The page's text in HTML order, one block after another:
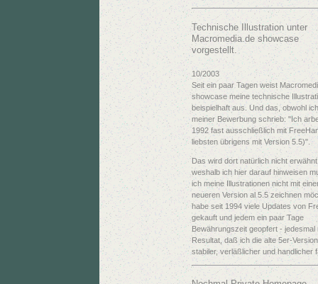
Technische Illustration unter
Macromedia.de showcase
vorgestellt.
10/2003
Seit ein paar Tagen weist
showcase meine technische
beispielhaft aus. Und das, obwohl
meiner Bewerbung schrieb: "Ich
1992 fast ausschließlich mit
liebsten übrigens mit Version 5.5)".
Das wird dort natürlich nicht
weshalb ich hier darauf hinweisen
ich meine Illustrationen nicht mit
neueren Version al 5.5 zeichnen
habe seit 1994 viele Updates von
gekauft und jedem ein paar Tage
Bewährungszeit geopfert - jedesmal
Resultat, daß ich die alte 5er-
stabiler, verläßlicher und handlicher